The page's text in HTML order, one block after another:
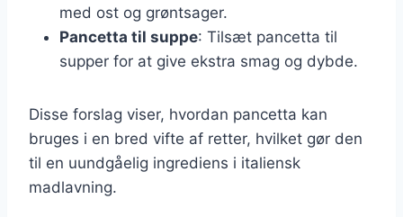
med ost og grøntsager.
Pancetta til suppe: Tilsæt pancetta til
supper for at give ekstra smag og dybde.
Disse forslag viser, hvordan pancetta kan
bruges i en bred vifte af retter, hvilket gør den
til en uundgåelig ingrediens i italiensk
madlavning.